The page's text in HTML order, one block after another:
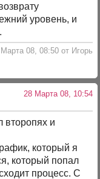
уровень, и
08, 08:50 от Игорь
28 Марта 08, 10:54
второпях и
который я
который попал
процесс. С